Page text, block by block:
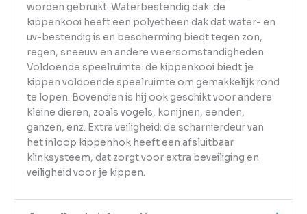
worden gebruikt. Waterbestendig dak: de
kippenkooi heeft een polyetheen dak dat water- en
uv-bestendig is en bescherming biedt tegen zon,
regen, sneeuw en andere weersomstandigheden.
Voldoende speelruimte: de kippenkooi biedt je
kippen voldoende speelruimte om gemakkelijk rond
te lopen. Bovendien is hij ook geschikt voor andere
kleine dieren, zoals vogels, konijnen, eenden,
ganzen, enz. Extra veiligheid: de scharnierdeur van
het inloop kippenhok heeft een afsluitbaar
klinksysteem, dat zorgt voor extra beveiliging en
veiligheid voor je kippen.